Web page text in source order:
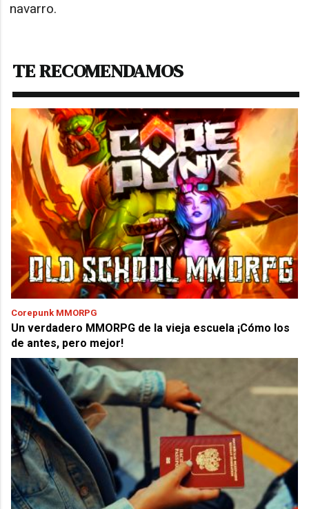
navarro.
TE RECOMENDAMOS
Corepunk MMORPG
Un verdadero MMORPG de la vieja escuela ¡Cómo los
de antes, pero mejor!